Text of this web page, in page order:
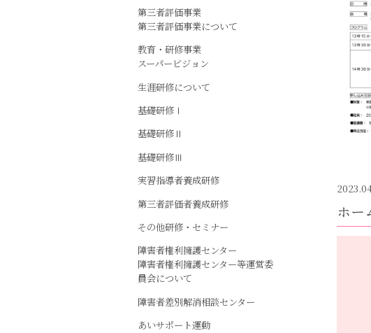
ホー
第三者評価事業
第三者評価事業について
教育・研修事業
スーパービジョン
生涯研修について
基礎研修Ⅰ
基礎研修Ⅱ
基礎研修Ⅲ
実習指導者養成研修
第三者評価者養成研修
その他研修・セミナー
障害者権利擁護センター
障害者権利擁護センター等運営委
員会について
障害者差別解消相談センター
あいサポート運動